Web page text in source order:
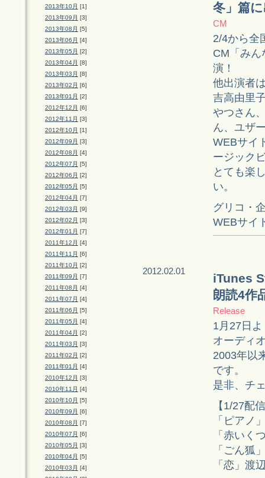
2013年10月 [1]
2013年09月 [3]
2013年08月 [5]
2013年06月 [4]
2013年05月 [2]
2013年04月 [8]
2013年03月 [8]
2013年02月 [6]
2013年01月 [2]
2012年12月 [6]
2012年11月 [3]
2012年10月 [1]
2012年09月 [3]
2012年08月 [4]
2012年07月 [5]
2012年06月 [2]
2012年05月 [5]
2012年04月 [7]
2012年03月 [9]
2012年02月 [3]
2012年01月 [7]
2011年12月 [4]
2011年11月 [6]
2011年10月 [2]
2011年09月 [7]
2011年08月 [4]
2011年07月 [4]
2011年06月 [5]
2011年05月 [4]
2011年04月 [2]
2011年03月 [3]
2011年02月 [2]
2011年01月 [4]
2010年12月 [3]
2010年11月 [4]
2010年10月 [5]
2010年09月 [6]
2010年08月 [7]
2010年07月 [6]
2010年05月 [3]
2010年04月 [5]
2010年03月 [4]
冬」篇
CM
2/4から全
CM「み
演！
他出演者
吉高由里
やつさん
ん、ユザ
WEBサイ
ージック
とても楽
い。
グリコ・
WEBサイ
2012.02.01
iTunes
朗読4作
Release
1月27日
オーディ
2003年以
です。
是非、チ
【1/27配
「ピアノ
「赤いく
「ごん狐
「恋」渡